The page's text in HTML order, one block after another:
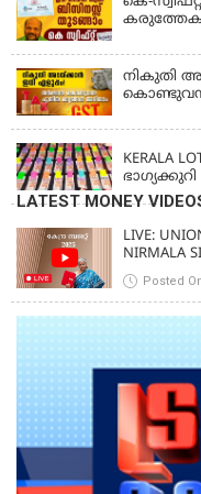
നികുതി
KERALA
ഭാഗ്യക്കുറി
SK-16)
LATEST MONEY
LIVE:
NIRMALA
Posted